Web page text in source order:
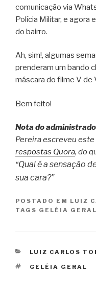
comunicação via
Polícia Militar, e agora
do bairro.
Ah, sim!, algumas
prenderam um bando
máscara do filme V de
Bem feito!
Nota do
Pereira escreveu
respostas Quora, do
“Qual é a sensação
sua cara?”
POSTADO EM LUIZ
TAGS GELÉIA GERAL
CATEGORIAS
LUIZ CARLOS
TAGS
GELÉIA GERAL